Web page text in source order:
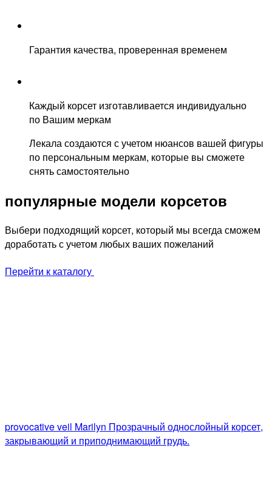
Гарантия качества, проверенная временем
Каждый корсет изготавливается индивидуально
по Вашим меркам
Лекала создаются с учетом нюансов вашей фигуры
по персональным меркам, которые вы сможете
снять самостоятельно
популярные модели корсетов
Выбери подходящий корсет, который мы всегда сможем
доработать с учетом любых ваших пожеланий
Перейти к каталогу
provocative veil Marilyn Прозрачный однослойный корсет,
закрывающий и приподнимающий грудь.